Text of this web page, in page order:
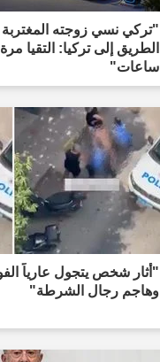
"تركي نسي زوجته
ساعات"
"أثار شخص يتجول عارياً
وهاجم رجال الشرطة"